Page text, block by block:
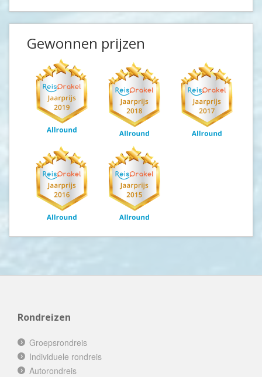
Gewonnen prijzen
Rondreizen
Groepsrondreis
Individuele rondreis
Autorondreis